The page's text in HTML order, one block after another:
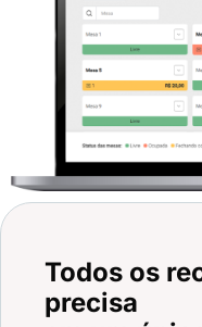
Todos os
precisa